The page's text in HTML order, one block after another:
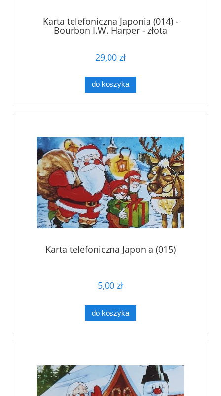
Karta telefoniczna Japonia (014) -
Bourbon I.W. Harper - złota
29,00 zł
do koszyka
Karta telefoniczna Japonia (015)
5,00 zł
do koszyka